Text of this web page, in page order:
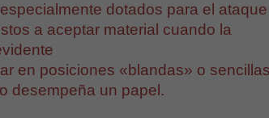
dotados para el
a aceptar material cuando la
en posiciones «blandas» o
desempeña un papel.